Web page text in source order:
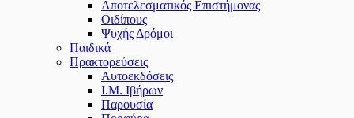
Αποτελεσματικός Επιστήμονας
Οιδίπους
Ψυχής Δρόμοι
Παιδικά
Πρακτoρεύσεις
Αυτοεκδόσεις
Ι.Μ. Ιβήρων
Παρουσία